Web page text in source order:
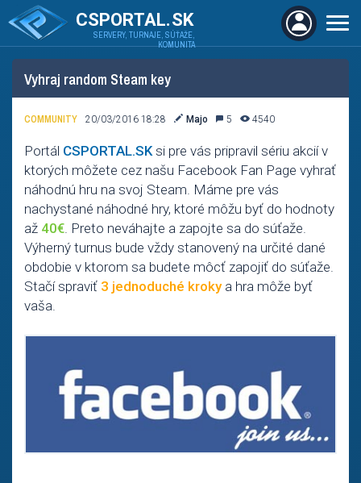
CSPORTAL.SK
SERVERY, TURNAJE, SÚŤAŽE,
KOMUNITA
Vyhraj random Steam key
COMMUNITY 20/03/2016 18:28 Majo 5 4540
Portál CSPORTAL.SKsi pre vás pripravil sériu akcií v
ktorých môžete cez našu Facebook Fan Page vyhrať
náhodnú hru na svoj Steam. Máme pre vás
nachystané náhodné hry, ktoré môžu byť do hodnoty
až 40€. Preto neváhajte a zapojte sa do súťaže.
Výherný turnus bude vždy stanovený na určité dané
obdobie v ktorom sa budete môcť zapojiť do súťaže.
Stačí spraviť 3 jednoduché krokya hra môže byť
vaša.